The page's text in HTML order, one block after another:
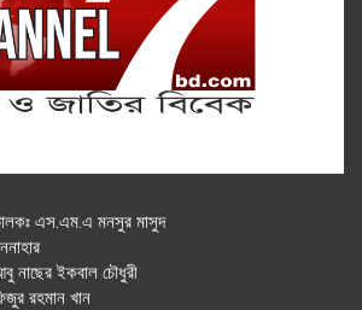
এস.এম.এ মনসুর মাসুদ
নাছের ইকবাল চৌধুরী
রহমান খান